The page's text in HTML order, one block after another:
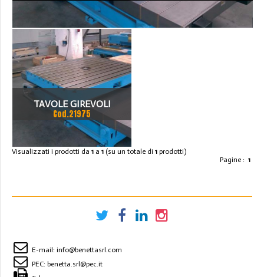
_COD.21975>
TAVOLE GIREVOLI
ROTOTRASLANTI DAMU
Cod.21975
Visualizzati i prodotti da 1 a 1 (su un totale di 1 prodotti)
Pagine : 1
E-mail: info@benettasrl.com
PEC: benetta.srl@pec.it